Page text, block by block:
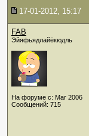
17-01-2012, 15:17
FAB
Эйяфьядлайёкюдль
На форуме с: Mar 2006
Сообщений: 715